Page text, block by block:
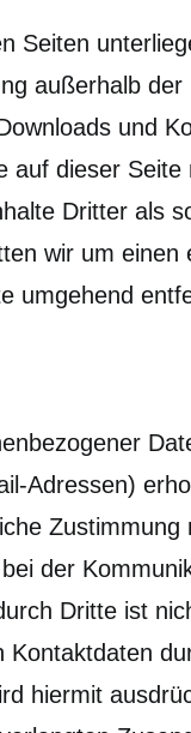
Seiten
außerhalb
und
dieser
Dritter als
wir um einen
umgehend
Adressen)
der
Dritte ist
hiermit